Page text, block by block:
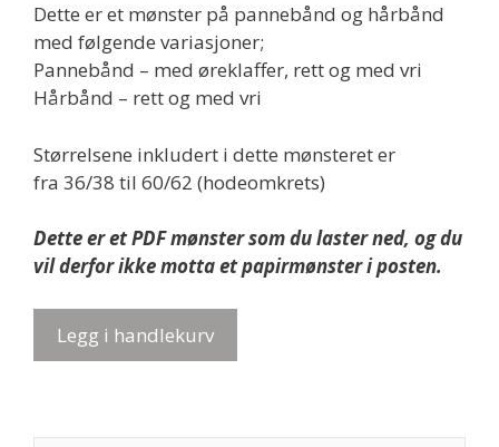
Dette er et mønster på pannebånd og hårbånd
med følgende variasjoner;
Pannebånd – med øreklaffer, rett og med vri
Hårbånd – rett og med vri
Størrelsene inkludert i dette mønsteret er
fra 36/38 til 60/62 (hodeomkrets)
Dette er et PDF mønster som du laster ned, og du
vil derfor ikke motta et papirmønster i posten.
mønster
(pannebånd
Legg i handlekurv